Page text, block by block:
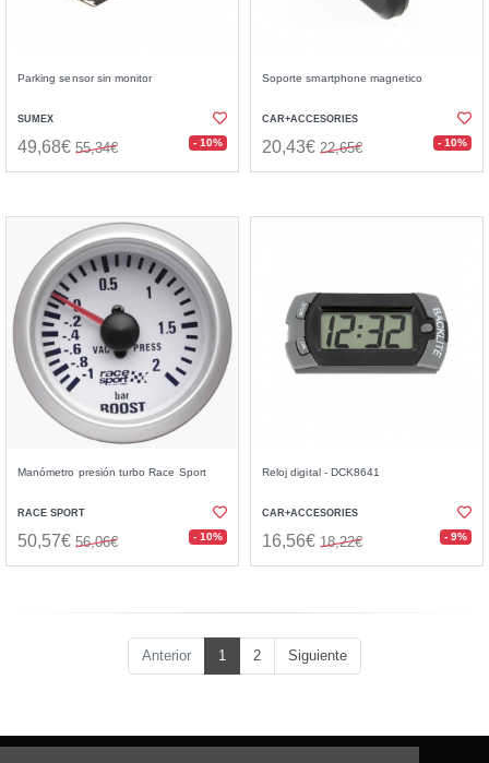
Parking sensor sin monitor
SUMEX
49,68€ 55,34€ - 10%
Soporte smartphone magnetico
CAR+ACCESORIES
20,43€ 22,65€ - 10%
Manómetro presión turbo Race Sport
RACE SPORT
50,57€ 56,06€ - 10%
Reloj digital - DCK8641
CAR+ACCESORIES
16,56€ 18,22€ - 9%
Anterior 1 2 Siguiente